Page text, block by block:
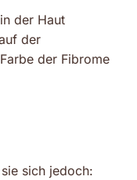
der Haut
der
der Fibrome
sich jedoch: